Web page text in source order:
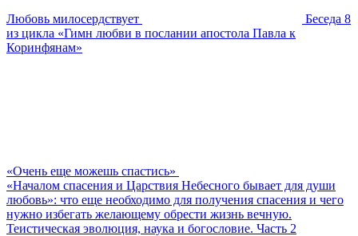
Любовь милосердствует
Беседа 8
из цикла «Гимн любви в послании апостола Павла к
Коринфянам»
«Очень еще можешь спастись»
«Началом спасения и Царствия Небесного бывает для души
любовь»: что еще необходимо для получения спасения и чего
нужно избегать желающему обрести жизнь вечную.
Теистическая эволюция, наука и богословие. Часть 2